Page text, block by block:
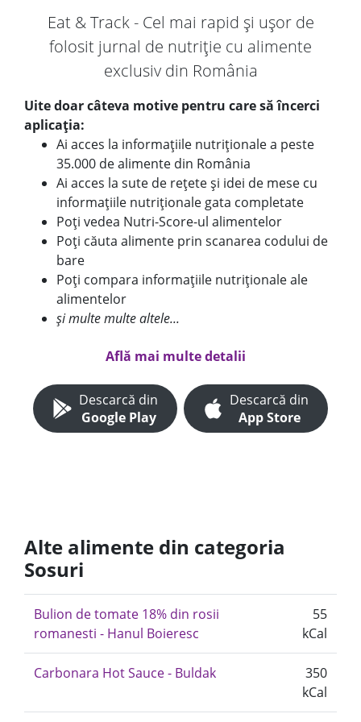
Eat & Track - Cel mai rapid și ușor de
folosit jurnal de nutriție cu alimente
exclusiv din România
Uite doar câteva motive pentru care să încerci
aplicația:
Ai acces la informațiile nutriționale a peste
35.000 de alimente din România
Ai acces la sute de rețete și idei de mese cu
informațiile nutriționale gata completate
Poți vedea Nutri-Score-ul alimentelor
Poți căuta alimente prin scanarea codului de
bare
Poți compara informațiile nutriționale ale
alimentelor
și multe multe altele...
Află mai multe detalii
Descarcă din
Google Play
Descarcă din
App Store
Alte alimente din categoria
Sosuri
Bulion de tomate 18% din rosii
romanesti - Hanul Boieresc
55
kCal
Carbonara Hot Sauce - Buldak
350
kCal